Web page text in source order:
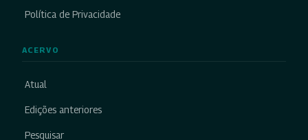
Política de Privacidade
ACERVO
Atual
Edições anteriores
Pesquisar